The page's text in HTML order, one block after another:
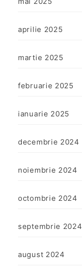
aprilie 2025
martie 2025
februarie 2025
ianuarie 2025
decembrie 2024
noiembrie 2024
octombrie 2024
septembrie 2024
august 2024